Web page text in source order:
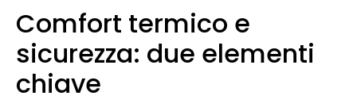
Comfort termico e
sicurezza: due elementi
chiave